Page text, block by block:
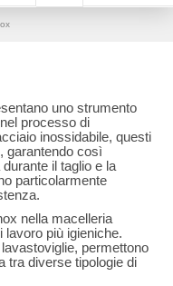
uno strumento
processo di
inossidabile, questi
garantendo così
il taglio e la
particolarmente
nella macelleria
più igieniche.
permettono
tra diverse tipologie di